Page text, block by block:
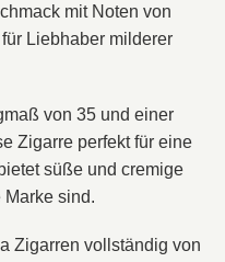
mit Noten von
Liebhaber milderer
von 35 und einer
Zigarre perfekt für eine
süße und cremige
sind.
Zigarren vollständig von